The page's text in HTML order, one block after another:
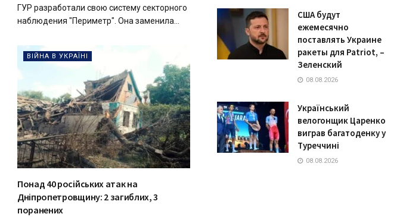
ГУР разработали свою систему секторного
наблюдения "Периметр". Она заменила...
ВІЙНА В УКРАЇНІ
Понад 40 російських атак на
Дніпропетровщину: 2 загиблих, 3
поранених
США будут
ежемесячно
поставлять Украине
ракеты для Patriot, –
Зеленский
08.08.2026
Український
велогонщик Царенко
виграв багатоденку у
Туреччині
08.08.2026